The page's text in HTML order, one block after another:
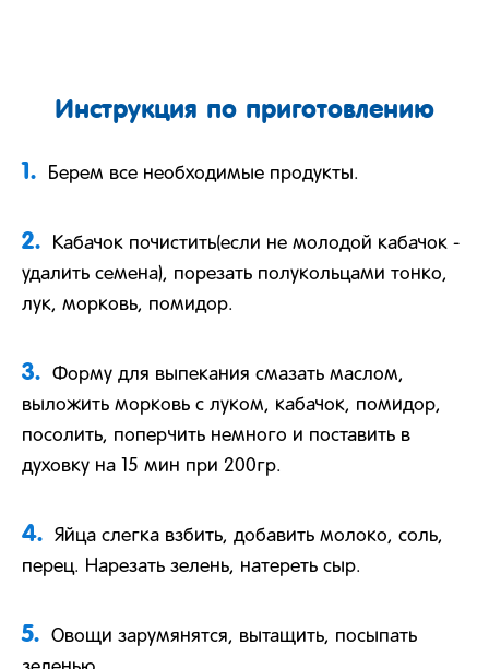
Инструкция по приготовлению
1. Берем все необходимые продукты.
2.
Кабачок почистить(если не молодой кабачок -
удалить семена), порезать полукольцами тонко,
лук, морковь, помидор.
3.
Форму для выпекания смазать маслом,
выложить морковь с луком, кабачок, помидор,
посолить, поперчить немного и поставить в
духовку на 15 мин при 200гр.
4.
Яйца слегка взбить, добавить молоко, соль,
перец. Нарезать зелень, натереть сыр.
5.
Овощи зарумянятся, вытащить, посыпать